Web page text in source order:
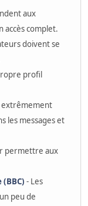
aux
accès complet.
doivent se
profil
extrêmement
les messages et
permettre aux
- Les
peu de